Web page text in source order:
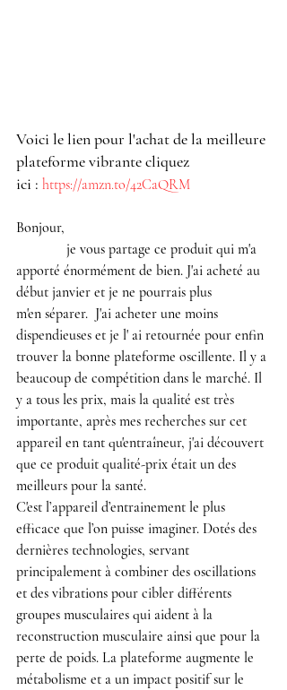
Voici le lien pour l'achat de la meilleure
plateforme vibrante cliquez
ici : https://amzn.to/42CaQRM
Bonjour,
apporté énormément de bien. J'ai acheté au
début janvier et je ne pourrais plus
m'en séparer. J'ai acheter une moins
dispendieuses et je l' ai retournée pour enfin
trouver la bonne plateforme oscillente. Il y a
beaucoup de compétition dans le marché. Il
y a tous les prix, mais la qualité est très
importante, après mes recherches sur cet
appareil en tant qu'entraîneur, j'ai découvert
que ce produit qualité-prix était un des
meilleurs pour la santé.
C'est l’appareil d’entrainement le plus
efficace que l’on puisse imaginer. Dotés des
dernières technologies, servant
principalement à combiner des oscillations
et des vibrations pour cibler différents
groupes musculaires qui aident à la
reconstruction musculaire ainsi que pour la
perte de poids. La plateforme augmente le
métabolisme et a un impact positif sur le